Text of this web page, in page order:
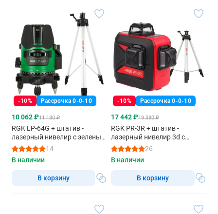
-10% Рассрочка 0-0-10
10 062 ₽11 180 ₽
RGK LP-64G + штатив -
лазерный нивелир с зеленым
лучом
14
В наличии
В корзину
-10% Рассрочка 0-0-10
17 442 ₽19 380 ₽
RGK PR-3R + штатив -
лазерный нивелир 3d с
красным лучом
26
В наличии
В корзину